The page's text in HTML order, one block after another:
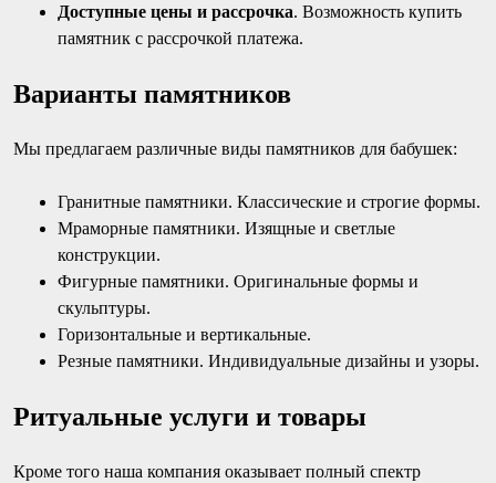
Доступные цены и рассрочка. Возможность купить
памятник с рассрочкой платежа.
Варианты памятников
Мы предлагаем различные виды памятников для бабушек:
Гранитные памятники. Классические и строгие формы.
Мраморные памятники. Изящные и светлые
конструкции.
Фигурные памятники. Оригинальные формы и
скульптуры.
Горизонтальные и вертикальные.
Резные памятники. Индивидуальные дизайны и узоры.
Ритуальные услуги и товары
Кроме того наша компания оказывает полный спектр